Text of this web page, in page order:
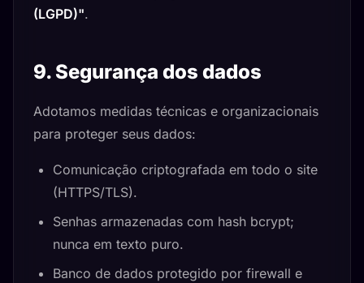
(LGPD)".
9. Segurança dos dados
Adotamos medidas técnicas e organizacionais
para proteger seus dados:
Comunicação criptografada em todo o site
(HTTPS/TLS).
Senhas armazenadas com hash bcrypt;
nunca em texto puro.
Banco de dados protegido por firewall e